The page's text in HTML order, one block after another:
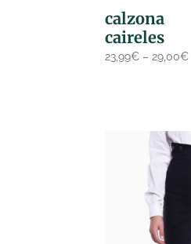
calzona
caireles
23,99€ – 29,00€